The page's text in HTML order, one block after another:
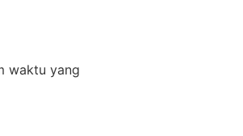
waktu yang